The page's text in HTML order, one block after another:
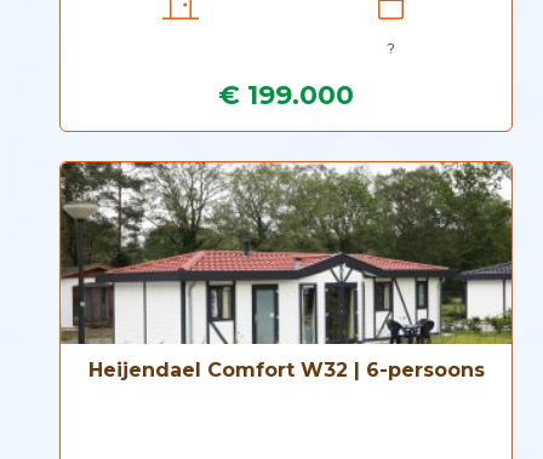
?
€ 199.000
Heijendael Comfort W32 | 6-persoons